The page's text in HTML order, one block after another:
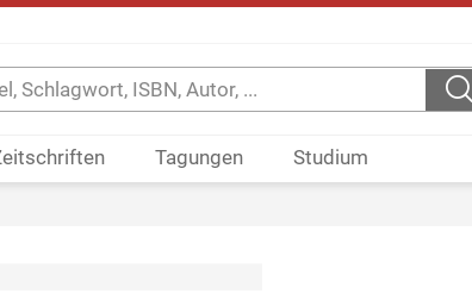
Tagungen Studium